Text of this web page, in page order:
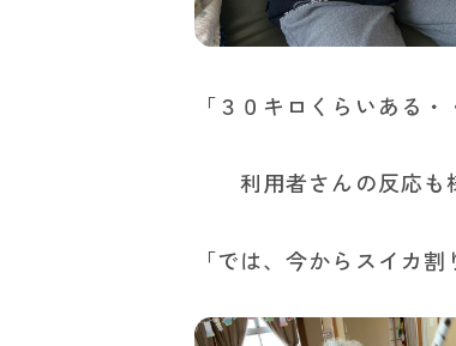
「３０キロくらい
利用者さんの反応も
「では、今からスイカ割